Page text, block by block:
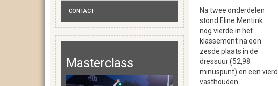
CONTACT
Masterclass
Na twee onderdelen
stond Eline Mentink
nog vierde in het
klassement na een
zesde plaats in de
dressuur (52,98
minuspunt) en een
vasthouden.